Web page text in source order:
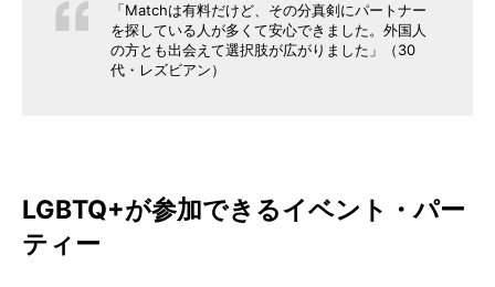
「Matchは有料だけど、その分真剣にパートナー
を探している人が多くて安心できました。外国人
の方とも出会えて選択肢が広がりました」（30
代・レズビアン）
LGBTQ+が参加できるイベント・パー
ティー